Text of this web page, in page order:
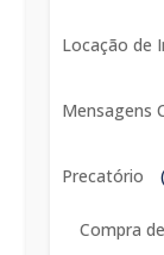
Locação de
Mensagens
Precatório
Compra